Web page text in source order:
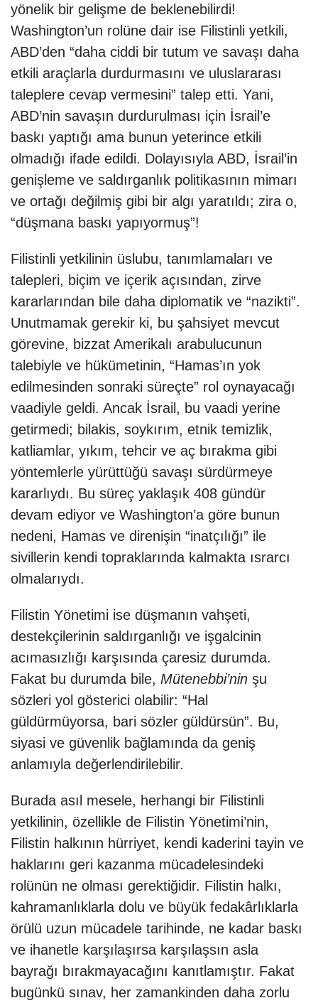
yönelik bir gelişme de beklenebilirdi!
Washington’un rolüne dair ise Filistinli yetkili,
ABD’den “daha ciddi bir tutum ve savaşı daha
etkili araçlarla durdurmasını ve uluslararası
taleplere cevap vermesini” talep etti. Yani,
ABD’nin savaşın durdurulması için İsrail’e
baskı yaptığı ama bunun yeterince etkili
olmadığı ifade edildi. Dolayısıyla ABD, İsrail’in
genişleme ve saldırganlık politikasının mimarı
ve ortağı değilmiş gibi bir algı yaratıldı; zira o,
“düşmana baskı yapıyormuş”!
Filistinli yetkilinin üslubu, tanımlamaları ve
talepleri, biçim ve içerik açısından, zirve
kararlarından bile daha diplomatik ve “nazikti”.
Unutmamak gerekir ki, bu şahsiyet mevcut
görevine, bizzat Amerikalı arabulucunun
talebiyle ve hükümetinin, “Hamas’ın yok
edilmesinden sonraki süreçte” rol oynayacağı
vaadiyle geldi. Ancak İsrail, bu vaadi yerine
getirmedi; bilakis, soykırım, etnik temizlik,
katliamlar, yıkım, tehcir ve aç bırakma gibi
yöntemlerle yürüttüğü savaşı sürdürmeye
kararlıydı. Bu süreç yaklaşık 408 gündür
devam ediyor ve Washington’a göre bunun
nedeni, Hamas ve direnişin “inatçılığı” ile
sivillerin kendi topraklarında kalmakta ısrarcı
olmalarıydı.
Filistin Yönetimi ise düşmanın vahşeti,
destekçilerinin saldırganlığı ve işgalcinin
acımasızlığı karşısında çaresiz durumda.
Fakat bu durumda bile, Mütenebbi’nin şu
sözleri yol gösterici olabilir: “Hal
güldürmüyorsa, bari sözler güldürsün”. Bu,
siyasi ve güvenlik bağlamında da geniş
anlamıyla değerlendirilebilir.
Burada asıl mesele, herhangi bir Filistinli
yetkilinin, özellikle de Filistin Yönetimi’nin,
Filistin halkının hürriyet, kendi kaderini tayin ve
haklarını geri kazanma mücadelesindeki
rolünün ne olması gerektiğidir. Filistin halkı,
kahramanlıklarla dolu ve büyük fedakârlıklarla
örülü uzun mücadele tarihinde, ne kadar baskı
ve ihanetle karşılaşırsa karşılaşsın asla
bayrağı bırakmayacağını kanıtlamıştır. Fakat
bugünkü sınav, her zamankinden daha zorlu